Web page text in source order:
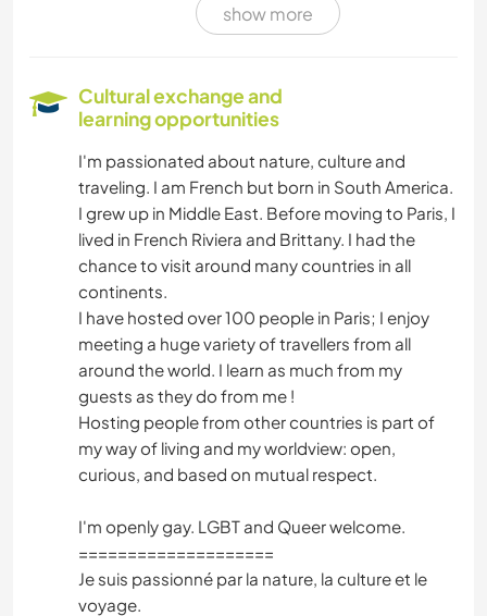
MOVIES & TV
PHOTOGRAPHY
BOOKS
HISTORY
WRITING
LANGUAGES
DRAWING & PAINTING
ARCHITECTURE
WINTER SPORTS
show more
Cultural exchange and
learning opportunities
I'm passionated about nature, culture and
traveling. I am French but born in South America.
I grew up in Middle East. Before moving to Paris, I
lived in French Riviera and Brittany. I had the
chance to visit around many countries in all
continents.
I have hosted over 100 people in Paris; I enjoy
meeting a huge variety of travellers from all
around the world. I learn as much from my
guests as they do from me !
Hosting people from other countries is part of
my way of living and my worldview: open,
curious, and based on mutual respect.
I'm openly gay. LGBT and Queer welcome.
====================
Je suis passionné par la nature, la culture et le
voyage.